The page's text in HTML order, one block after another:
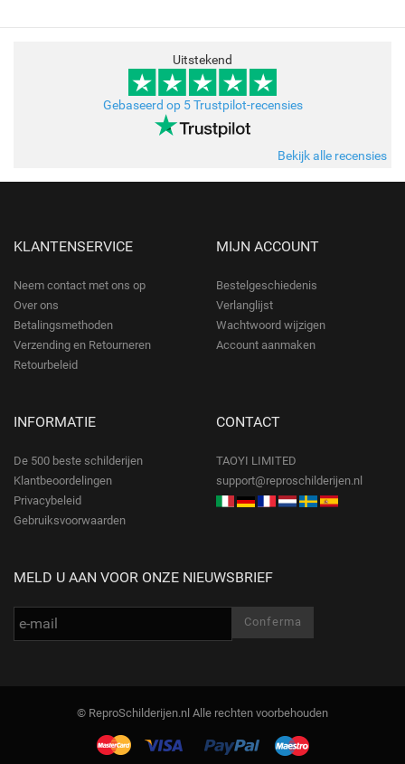
Uitstekend
Gebaseerd op 5 Trustpilot-recensies
Bekijk alle recensies
KLANTENSERVICE
Neem contact met ons op
Over ons
Betalingsmethoden
Verzending en Retourneren
Retourbeleid
MIJN ACCOUNT
Bestelgeschiedenis
Verlanglijst
Wachtwoord wijzigen
Account aanmaken
INFORMATIE
De 500 beste schilderijen
Klantbeoordelingen
Privacybeleid
Gebruiksvoorwaarden
CONTACT
TAOYI LIMITED
support@reproschilderijen.nl
MELD U AAN VOOR ONZE NIEUWSBRIEF
© ReproSchilderijen.nl Alle rechten voorbehouden